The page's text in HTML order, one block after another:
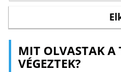
MIT OLVASTAK A
VÉGEZTEK?